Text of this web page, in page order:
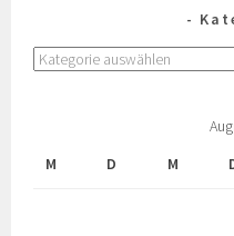
M
D M